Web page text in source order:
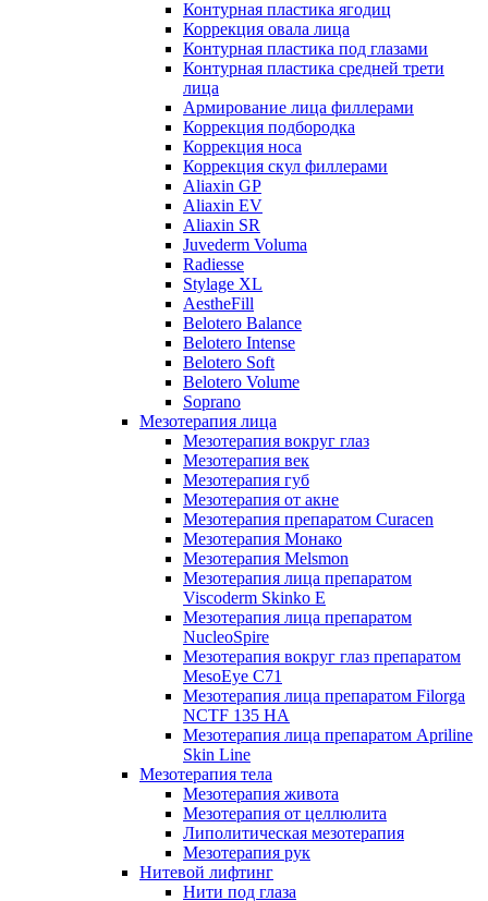
Контурная пластика ягодиц
Коррекция овала лица
Контурная пластика под глазами
Контурная пластика средней трети
лица
Армирование лица филлерами
Коррекция подбородка
Коррекция носа
Коррекция скул филлерами
Aliaxin GP
Aliaxin EV
Aliaxin SR
Juvederm Voluma
Radiesse
Stylage XL
AestheFill
Belotero Balance
Belotero Intense
Belotero Soft
Belotero Volume
Soprano
Мезотерапия лица
Мезотерапия вокруг глаз
Мезотерапия век
Мезотерапия губ
Мезотерапия от акне
Мезотерапия препаратом Curacen
Мезотерапия Монако
Мезотерапия Melsmon
Мезотерапия лица препаратом
Viscoderm Skinko E
Мезотерапия лица препаратом
NucleoSpire
Мезотерапия вокруг глаз препаратом
MesoEye С71
Мезотерапия лица препаратом Filorga
NCTF 135 HA
Мезотерапия лица препаратом Apriline
Skin Line
Мезотерапия тела
Мезотерапия живота
Мезотерапия от целлюлита
Липолитическая мезотерапия
Мезотерапия рук
Нитевой лифтинг
Нити под глаза